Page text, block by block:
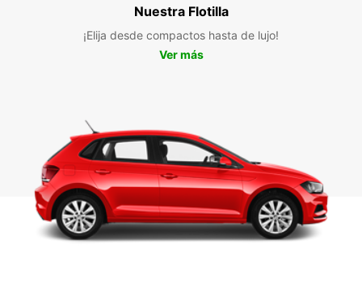
Nuestra Flotilla
¡Elija desde compactos hasta de lujo!
Ver más